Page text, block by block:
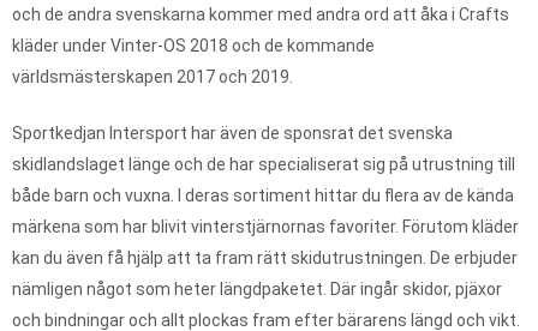
och de andra svenskarna kommer med andra ord att åka i Crafts
kläder under Vinter-OS 2018 och de kommande
världsmästerskapen 2017 och 2019.
Sportkedjan Intersport har även de sponsrat det svenska
skidlandslaget länge och de har specialiserat sig på utrustning till
både barn och vuxna. I deras sortiment hittar du flera av de kända
märkena som har blivit vinterstjärnornas favoriter. Förutom kläder
kan du även få hjälp att ta fram rätt skidutrustningen. De erbjuder
nämligen något som heter längdpaketet. Där ingår skidor, pjäxor
och bindningar och allt plockas fram efter bärarens längd och vikt.